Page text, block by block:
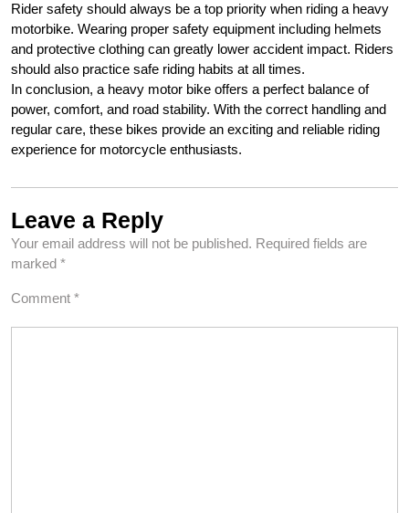
Rider safety should always be a top priority when riding a heavy
motorbike. Wearing proper safety equipment including helmets
and protective clothing can greatly lower accident impact. Riders
should also practice safe riding habits at all times.
In conclusion, a heavy motor bike offers a perfect balance of
power, comfort, and road stability. With the correct handling and
regular care, these bikes provide an exciting and reliable riding
experience for motorcycle enthusiasts.
Leave a Reply
Your email address will not be published. Required fields are
marked *
Comment *